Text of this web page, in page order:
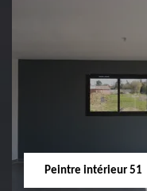
51
Peintre intérieur 51